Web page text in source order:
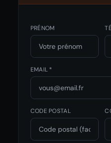
PRÉNOM
EMAIL *
CODE POSTAL